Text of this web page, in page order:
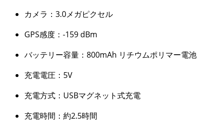
カメラ：3.0メガピクセル
GPS感度：-159 dBm
バッテリー容量：800mAh リチウムポリマー電池
充電電圧：5V
充電方式：USBマグネット式充電
充電時間：約2.5時間